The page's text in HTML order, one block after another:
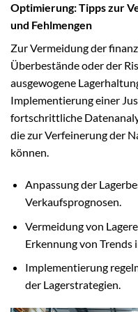
Optimierung: Tipps zur
und Fehlmengen
Zur Vermeidung der
Überbestände oder der
ausgewogene
Implementierung einer
fortschrittliche
die zur Verfeinerung der
können.
Anpassung der
Verkaufsprognosen.
Vermeidung von
Erkennung von Trends
Implementierung
der Lagerstrategien.